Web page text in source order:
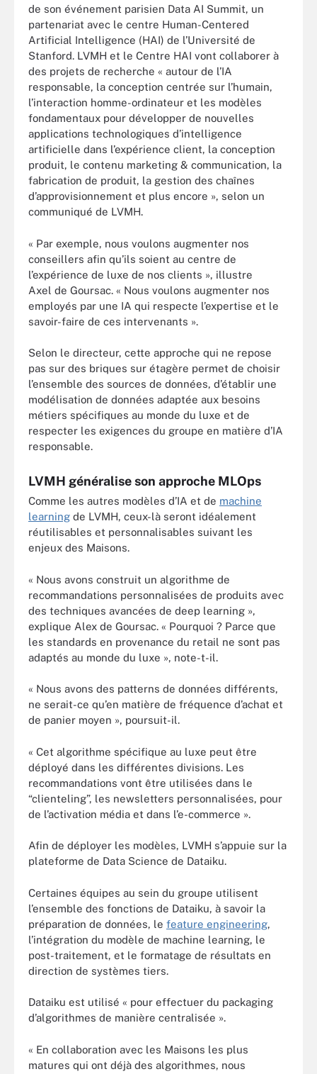
de son événement parisien Data AI Summit, un
partenariat avec le centre Human-Centered
Artificial Intelligence (HAI) de l’Université de
Stanford. LVMH et le Centre HAI vont collaborer à
des projets de recherche « autour de l’IA
responsable, la conception centrée sur l’humain,
l’interaction homme-ordinateur et les modèles
fondamentaux pour développer de nouvelles
applications technologiques d’intelligence
artificielle dans l’expérience client, la conception
produit, le contenu marketing & communication, la
fabrication de produit, la gestion des chaînes
d’approvisionnement et plus encore », selon un
communiqué de LVMH.
« Par exemple, nous voulons augmenter nos
conseillers afin qu’ils soient au centre de
l’expérience de luxe de nos clients », illustre
Axel de Goursac. « Nous voulons augmenter nos
employés par une IA qui respecte l’expertise et le
savoir-faire de ces intervenants ».
Selon le directeur, cette approche qui ne repose
pas sur des briques sur étagère permet de choisir
l’ensemble des sources de données, d’établir une
modélisation de données adaptée aux besoins
métiers spécifiques au monde du luxe et de
respecter les exigences du groupe en matière d’IA
responsable.
LVMH généralise son approche MLOps
Comme les autres modèles d’IA et de machine
learning de LVMH, ceux-là seront idéalement
réutilisables et personnalisables suivant les
enjeux des Maisons.
« Nous avons construit un algorithme de
recommandations personnalisées de produits avec
des techniques avancées de deep learning »,
explique Alex de Goursac. « Pourquoi ? Parce que
les standards en provenance du retail ne sont pas
adaptés au monde du luxe », note-t-il.
« Nous avons des patterns de données différents,
ne serait-ce qu’en matière de fréquence d’achat et
de panier moyen », poursuit-il.
« Cet algorithme spécifique au luxe peut être
déployé dans les différentes divisions. Les
recommandations vont être utilisées dans le
“clienteling”, les newsletters personnalisées, pour
de l’activation média et dans l’e-commerce ».
Afin de déployer les modèles, LVMH s’appuie sur la
plateforme de Data Science de Dataiku.
Certaines équipes au sein du groupe utilisent
l’ensemble des fonctions de Dataiku, à savoir la
préparation de données, le feature engineering,
l’intégration du modèle de machine learning, le
post-traitement, et le formatage de résultats en
direction de systèmes tiers.
Dataiku est utilisé « pour effectuer du packaging
d’algorithmes de manière centralisée ».
« En collaboration avec les Maisons les plus
matures qui ont déjà des algorithmes, nous